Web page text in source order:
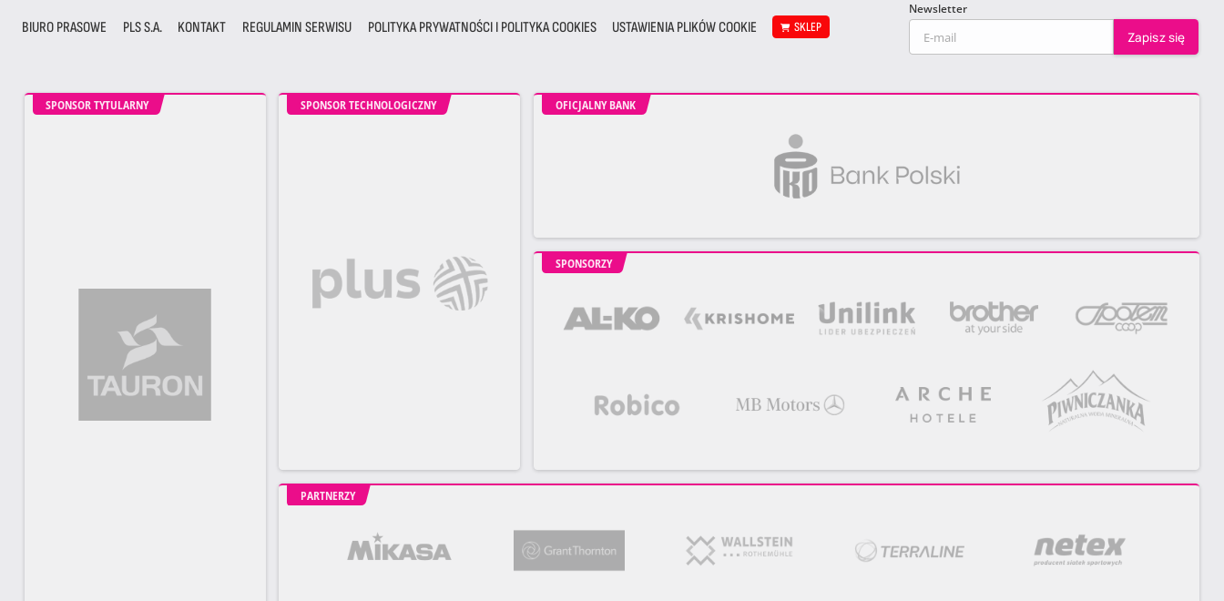
BIURO PRASOWE PLS S.A. KONTAKT REGULAMIN SERWISU POLITYKA PRYWATNOŚCI I POLITYKA COOKIES USTAWIENIA PLIKÓW COOKIE SKLEP
Newsletter
SPONSOR TYTULARNY SPONSOR TECHNOLOGICZNY OFICJALNY BANK
SPONSORZY
PARTNERZY